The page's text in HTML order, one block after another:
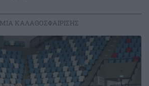
ΚΑΛΑΘΟΣΦΑΙΡΙΣΗΣ